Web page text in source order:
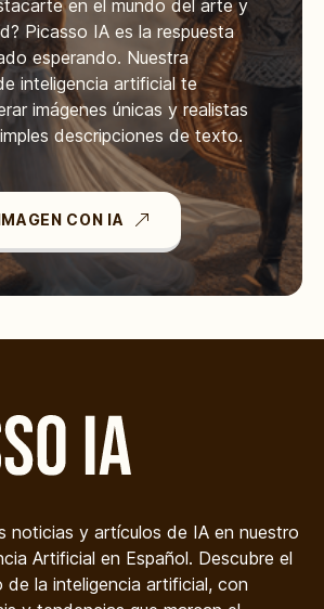
en el mundo del arte y
Picasso IA es la respuesta
esperando. Nuestra
inteligencia artificial te
imágenes únicas y realistas
descripciones de texto.
CON IA
noticias y artículos de IA en nuestro
Artificial en Español. Descubre el
de la inteligencia artificial, con